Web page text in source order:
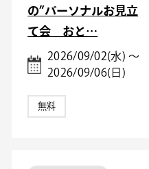
の”パーソナルお見立
て会＿おと…
2026/09/02(水) ～
2026/09/06(日)
無料